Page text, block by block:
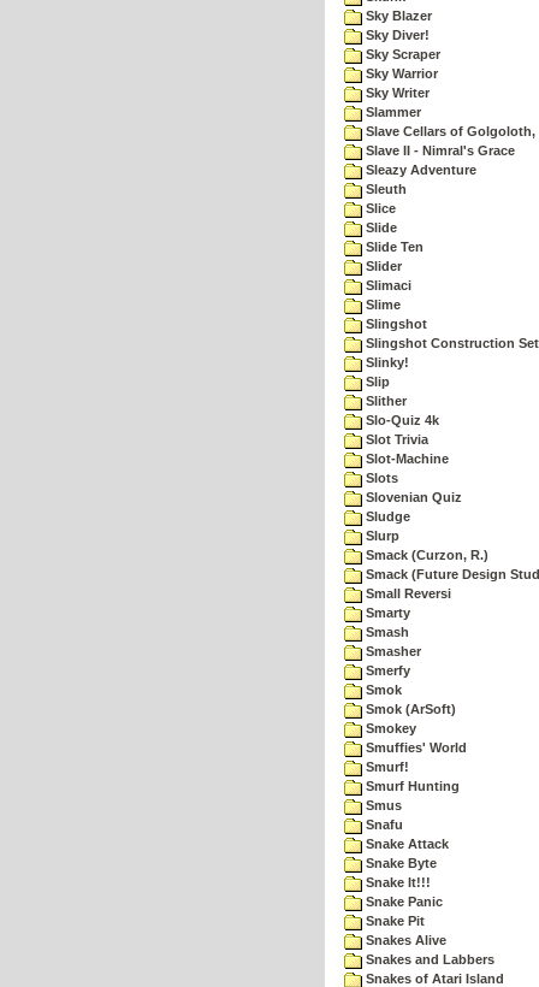
Sky Blazer
Sky Diver!
Sky Scraper
Sky Warrior
Sky Writer
Slammer
Slave Cellars of Golgoloth,
Slave II - Nimral's Grace
Sleazy Adventure
Sleuth
Slice
Slide
Slide Ten
Slider
Slimaci
Slime
Slingshot
Slingshot Construction Set
Slinky!
Slip
Slither
Slo-Quiz 4k
Slot Trivia
Slot-Machine
Slots
Slovenian Quiz
Sludge
Slurp
Smack (Curzon, R.)
Smack (Future Design
Small Reversi
Smarty
Smash
Smasher
Smerfy
Smok
Smok (ArSoft)
Smokey
Smuffies' World
Smurf!
Smurf Hunting
Smus
Snafu
Snake Attack
Snake Byte
Snake It!!!
Snake Panic
Snake Pit
Snakes Alive
Snakes and Labbers
Snakes of Atari Island